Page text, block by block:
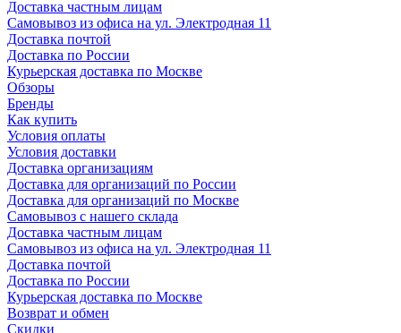
Доставка частным лицам
Самовывоз из офиса на ул. Электродная 11
Доставка почтой
Доставка по России
Курьерская доставка по Москве
Обзоры
Бренды
Как купить
Условия оплаты
Условия доставки
Доставка организациям
Доставка для организаций по России
Доставка для организаций по Москве
Самовывоз с нашего склада
Доставка частным лицам
Самовывоз из офиса на ул. Электродная 11
Доставка почтой
Доставка по России
Курьерская доставка по Москве
Возврат и обмен
Скидки